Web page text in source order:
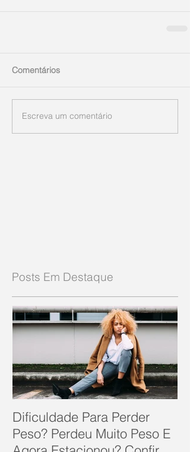
Comentários
Escreva um comentário
Posts Em Destaque
Dificuldade Para Perder
Peso? Perdeu Muito Peso E